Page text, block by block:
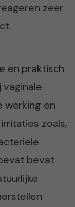
zeer
en praktisch
werking en
zoals,
bevat